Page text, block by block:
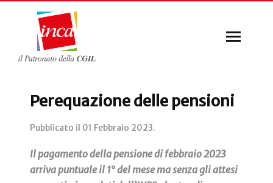
Perequazione delle pensioni
Pubblicato il 01 Febbraio 2023.
Il pagamento della pensione di febbraio 2023
arriva puntuale il 1° del mese ma senza gli attesi